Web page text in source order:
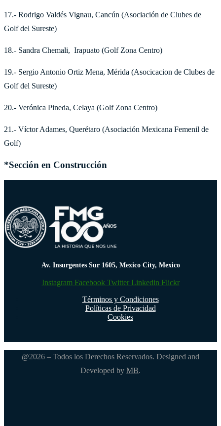
17.- Rodrigo Valdés Vignau, Cancún (Asociación de Clubes de
Golf del Sureste)
18.- Sandra Chemali, Irapuato (Golf Zona Centro)
19.- Sergio Antonio Ortiz Mena, Mérida (Asocicacion de Clubes de
Golf del Sureste)
20.- Verónica Pineda, Celaya (Golf Zona Centro)
21.- Víctor Adames, Querétaro (Asociación Mexicana Femenil de
Golf)
*Sección en Construcción
Av. Insurgentes Sur 1605, Mexico City, Mexico
Instagram Facebook Twitter Linkedin Flickr
Términos y Condiciones
Políticas de Privacidad
Cookies
@2026 – Todos los Derechos Reservados. Designed and
Developed by MB.